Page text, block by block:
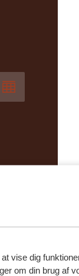
vise dig
om din brug af